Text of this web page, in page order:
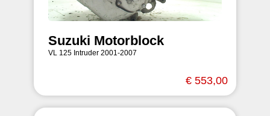
Suzuki Motorblock
VL 125 Intruder 2001-2007
€ 553,00